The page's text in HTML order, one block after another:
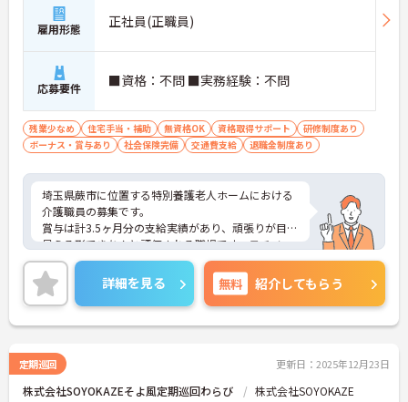
雇用形態 正社員(正職員)
応募要件 ■資格：不問 ■実務経験：不問
残業少なめ 住宅手当・補助 無資格OK 資格取得サポート
研修制度あり
ボーナス・賞与あり
社会保険完備 交通費支給 退職金制度あり
埼玉県蕨市に位置する特別養護老人ホームにおける
介護職員の募集です。
賞与は計3.5ヶ月分の支給実績があり、頑張りが目に
見える形できちんと評価される職場です。モチベー
ションアップにつながります。
ご興味のある方には、面接対策ポイントなど、さら
に詳細をご案内しますのでお気軽にご相談くださ
い！
詳細を見る 無料 紹介してもらう
定期巡回 更新日：2025年12月23日
株式会社SOYOKAZEそよ風定期巡回わらび 株式会社SOYOKAZE